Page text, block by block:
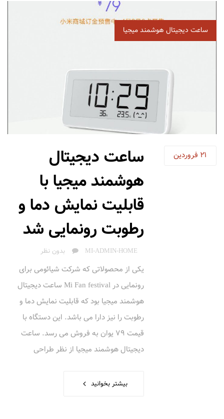
برچسب‌
ها
ساعت دیجیتال هوشمند میجیا
21 فروردین
ساعت دیجیتال
هوشمند میجیا با
قابلیت نمایش دما و
رطوبت رونمایی شد
AUTHOR
MI-ADMIN-HOME بدون نظر
یکی از محصولاتی که شرکت شیائومی برای
رونمایی در Mi Fan festival ساعت دیجیتال
هوشمند میجیا بود که قابلیت نمایش دما و
رطوبت را نیز دارا می باشد. این دستگاه با
قیمت 79 یوان به فروش می رسد. ساعت
دیجیتال هوشمند میجیا از نظر طراحی
بیشتر بخوانید